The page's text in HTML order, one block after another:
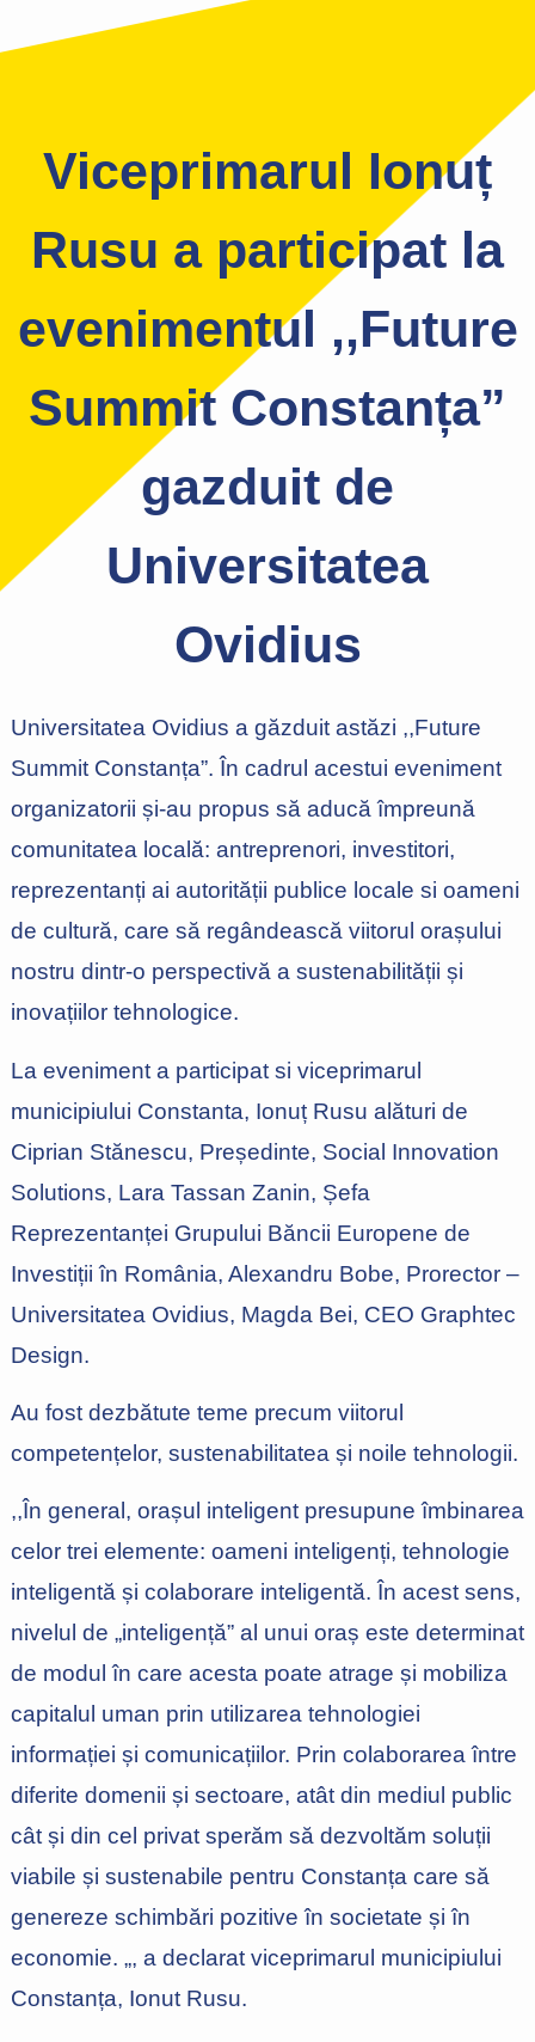
Viceprimarul Ionuț
Rusu a participat la
evenimentul ,,Future
Summit Constanța”
gazduit de
Universitatea
Ovidius
Universitatea Ovidius a găzduit astăzi ,,Future
Summit Constanța”. În cadrul acestui eveniment
organizatorii și-au propus să aducă împreună
comunitatea locală: antreprenori, investitori,
reprezentanți ai autorității publice locale si oameni
de cultură, care să regândească viitorul orașului
nostru dintr-o perspectivă a sustenabilității și
inovațiilor tehnologice.
La eveniment a participat si viceprimarul
municipiului Constanta, Ionuț Rusu alături de
Ciprian Stănescu, Președinte, Social Innovation
Solutions, Lara Tassan Zanin, Șefa
Reprezentanței Grupului Băncii Europene de
Investiții în România, Alexandru Bobe, Prorector –
Universitatea Ovidius, Magda Bei, CEO Graphtec
Design.
Au fost dezbătute teme precum viitorul
competențelor, sustenabilitatea și noile tehnologii.
,,În general, orașul inteligent presupune îmbinarea
celor trei elemente: oameni inteligenți, tehnologie
inteligentă și colaborare inteligentă. În acest sens,
nivelul de „inteligență” al unui oraș este determinat
de modul în care acesta poate atrage și mobiliza
capitalul uman prin utilizarea tehnologiei
informației și comunicațiilor. Prin colaborarea între
diferite domenii și sectoare, atât din mediul public
cât și din cel privat sperăm să dezvoltăm soluții
viabile și sustenabile pentru Constanța care să
genereze schimbări pozitive în societate și în
economie. „, a declarat viceprimarul municipiului
Constanța, Ionut Rusu.